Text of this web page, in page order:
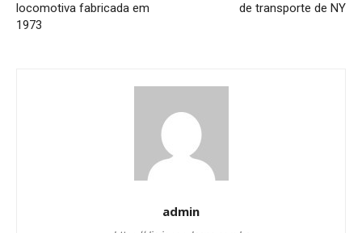
locomotiva fabricada em
1973
de transporte de NY
admin